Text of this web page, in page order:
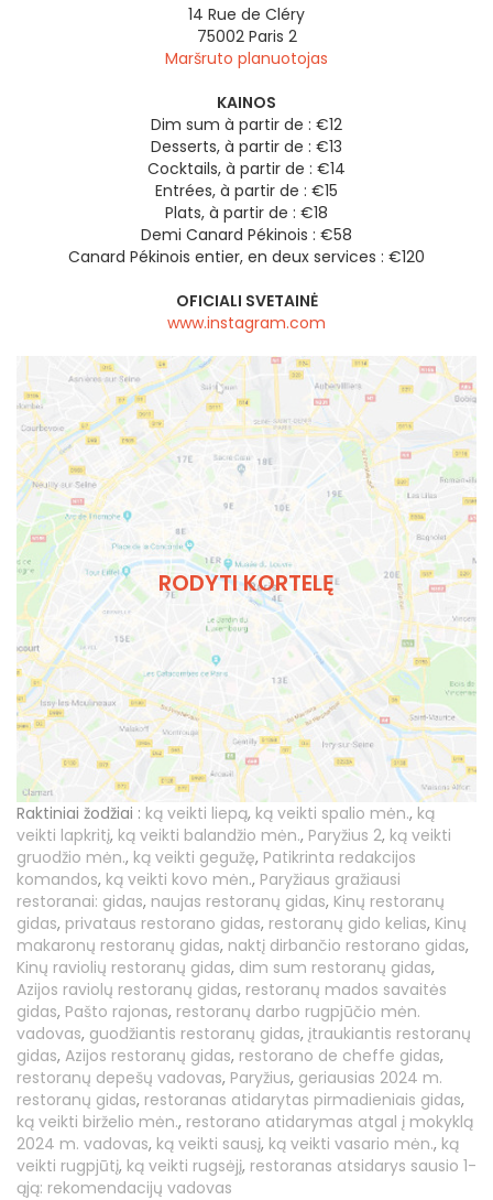
14 Rue de Cléry
75002 Paris 2
Maršruto planuotojas
KAINOS
Dim sum à partir de : €12
Desserts, à partir de : €13
Cocktails, à partir de : €14
Entrées, à partir de : €15
Plats, à partir de : €18
Demi Canard Pékinois : €58
Canard Pékinois entier, en deux services : €120
OFICIALI SVETAINĖ
www.instagram.com
RODYTI KORTELĘ
Raktiniai žodžiai : ką veikti liepą, ką veikti spalio mėn., ką
veikti lapkritį, ką veikti balandžio mėn., Paryžius 2, ką veikti
gruodžio mėn., ką veikti gegužę, Patikrinta redakcijos
komandos, ką veikti kovo mėn., Paryžiaus gražiausi
restoranai: gidas, naujas restoranų gidas, Kinų restoranų
gidas, privataus restorano gidas, restoranų gido kelias, Kinų
makaronų restoranų gidas, naktį dirbančio restorano gidas,
Kinų raviolių restoranų gidas, dim sum restoranų gidas,
Azijos raviolų restoranų gidas, restoranų mados savaitės
gidas, Pašto rajonas, restoranų darbo rugpjūčio mėn.
vadovas, guodžiantis restoranų gidas, įtraukiantis restoranų
gidas, Azijos restoranų gidas, restorano de cheffe gidas,
restoranų depešų vadovas, Paryžius, geriausias 2024 m.
restoranų gidas, restoranas atidarytas pirmadieniais gidas,
ką veikti birželio mėn., restorano atidarymas atgal į mokyklą
2024 m. vadovas, ką veikti sausį, ką veikti vasario mėn., ką
veikti rugpjūtį, ką veikti rugsėjį, restoranas atsidarys sausio 1-
ąją: rekomendacijų vadovas